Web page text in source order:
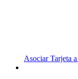
Asociar Tarjeta